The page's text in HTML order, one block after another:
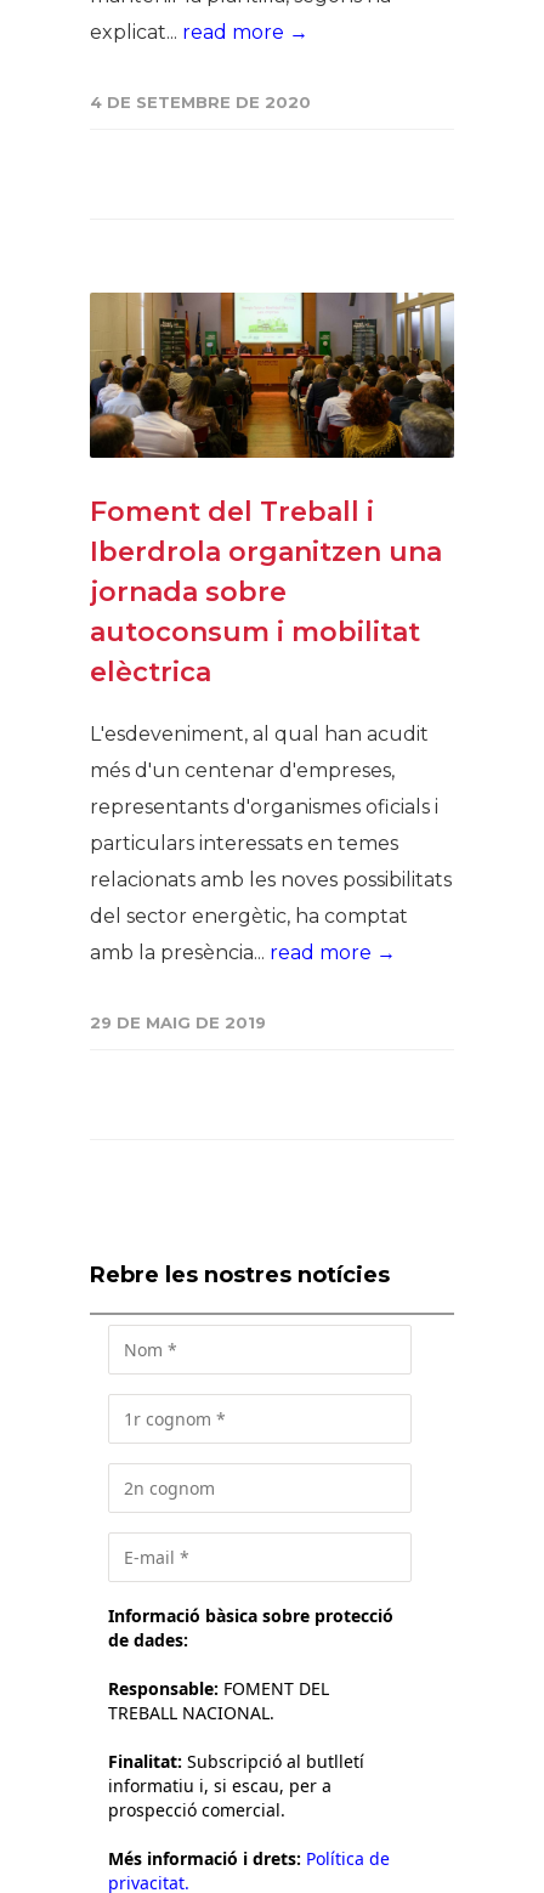
explicat... read more →
4 DE SETEMBRE DE 2020
Foment del Treball i
Iberdrola organitzen una
jornada sobre
autoconsum i mobilitat
elèctrica
L'esdeveniment, al qual han acudit
més d'un centenar d'empreses,
representants d'organismes oficials i
particulars interessats en temes
relacionats amb les noves possibilitats
del sector energètic, ha comptat
amb la presència... read more →
29 DE MAIG DE 2019
Rebre les nostres notícies
Informació bàsica sobre protecció
de dades:
Responsable: FOMENT DEL
TREBALL NACIONAL.
Finalitat: Subscripció al butlletí
informatiu i, si escau, per a
prospecció comercial.
Més informació i drets: Política de
privacitat.